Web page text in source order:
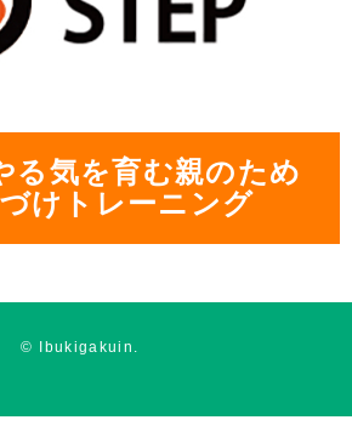
る気を育む親のため
けトレーニング
© Ibukigakuin.